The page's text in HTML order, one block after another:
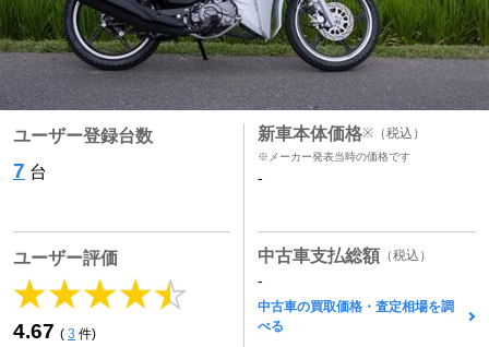
ユーザー登録台数
7 台
ユーザー評価
4.67 ( 3 件)
新車本体価格※ （税込）
※メーカー発表当時の価格です
-
中古車支払総額 （税込）
-
中古車の買取価格・査定相場を調
べる